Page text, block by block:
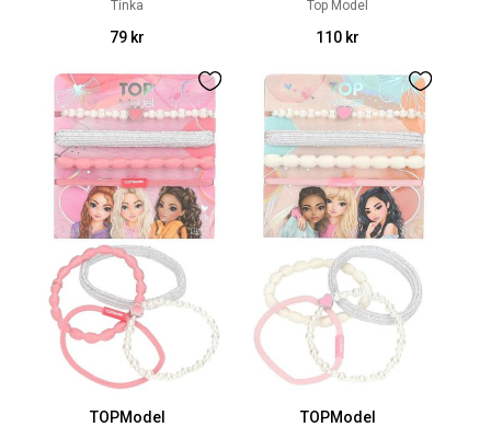
Tinka
79 kr
Top Model
110 kr
TOPModel
TOPModel